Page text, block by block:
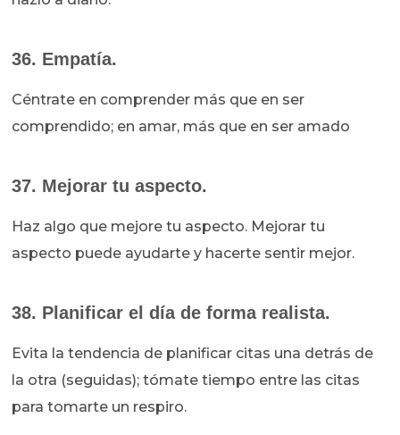
36. Empatía.
Céntrate en comprender más que en ser
comprendido; en amar, más que en ser amado
37. Mejorar tu aspecto.
Haz algo que mejore tu aspecto. Mejorar tu
aspecto puede ayudarte y hacerte sentir mejor.
38. Planificar el día de forma realista.
Evita la tendencia de planificar citas una detrás de
la otra (seguidas); tómate tiempo entre las citas
para tomarte un respiro.